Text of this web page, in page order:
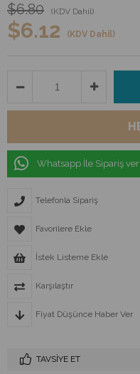
$6.80 (KDV Dahil)
$6.12 (KDV Dahil)
Whatsapp İle Sipariş ver
Telefonla Sipariş
Favorilere Ekle
İstek Listeme Ekle
Karşılaştır
Fiyat Düşünce Haber Ver
TAVSIYE ET